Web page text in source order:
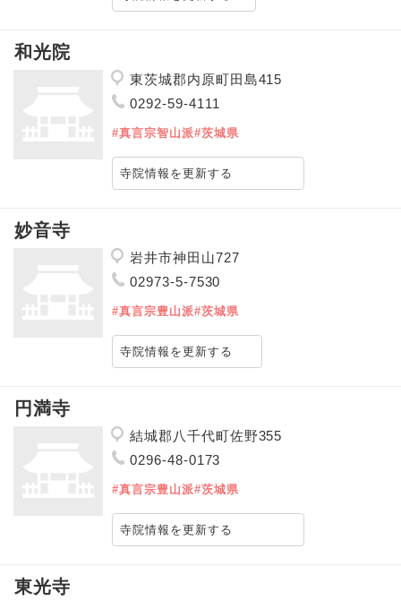
和光院
東茨城郡内原町田島415
0292-59-4111
#真言宗智山派#茨城県
寺院情報を更新する
妙音寺
岩井市神田山727
02973-5-7530
#真言宗豊山派#茨城県
寺院情報を更新する
円満寺
結城郡八千代町佐野355
0296-48-0173
#真言宗豊山派#茨城県
寺院情報を更新する
東光寺